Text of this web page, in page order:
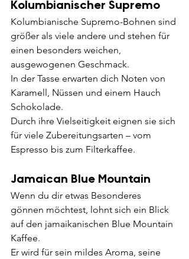
Kolumbianischer Supremo
Kolumbianische Supremo-Bohnen sind
größer als viele andere und stehen für
einen besonders weichen,
ausgewogenen Geschmack.
In der Tasse erwarten dich Noten von
Karamell, Nüssen und einem Hauch
Schokolade.
Durch ihre Vielseitigkeit eignen sie sich
für viele Zubereitungsarten – vom
Espresso bis zum Filterkaffee.
Jamaican Blue Mountain
Wenn du dir etwas Besonderes
gönnen möchtest, lohnt sich ein Blick
auf den jamaikanischen Blue Mountain
Kaffee.
Er wird für sein mildes Aroma, seine